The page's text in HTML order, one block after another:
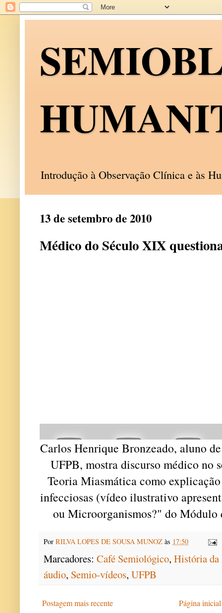
Introdução à Observação Clínica e às
13 de setembro de 2010
Médico do Século XIX
Carlos Henrique Bronzeado, aluno
UFPB, mostra discurso médico no
Teoria Miasmática como
infecciosas (vídeo ilustrativo
ou Microorganismos?" do
Por RILVA LOPES DE SOUSA MUNOZ às 17:50
Marcadores: Café Semiológico, História
áudio, Semio-vídeos, UFPB
Postagem mais recente Página inicial